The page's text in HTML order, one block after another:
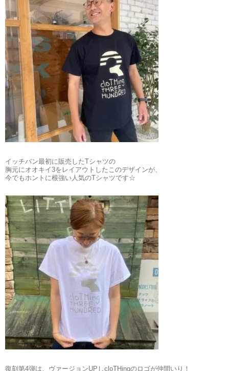
イッチバン最初に販売したTシャツの
胸元にオオキイ3をレイアウトしたこのデザインが、
今でもホントに根強い人気のTシャツです☆
復刻第4弾は、ヴァージョンUPしcloTHingのロゴが仲間いり！